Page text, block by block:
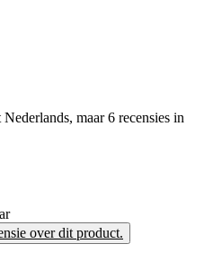
maar 6 recensies in
over dit product.